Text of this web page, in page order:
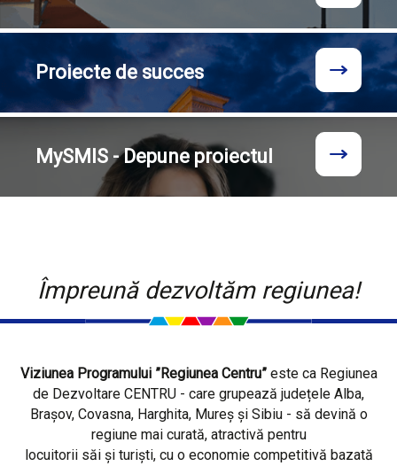
Proiecte de succes
MySMIS - Depune proiectul
Împreună dezvoltăm regiunea!
Viziunea Programului ”Regiunea Centru”este ca Regiunea
de Dezvoltare CENTRU - care grupează județele Alba,
Brașov, Covasna, Harghita, Mureș și Sibiu - să devină o
regiune mai curată, atractivă pentru
locuitorii săi și turiști, cu o economie competitivă bazată